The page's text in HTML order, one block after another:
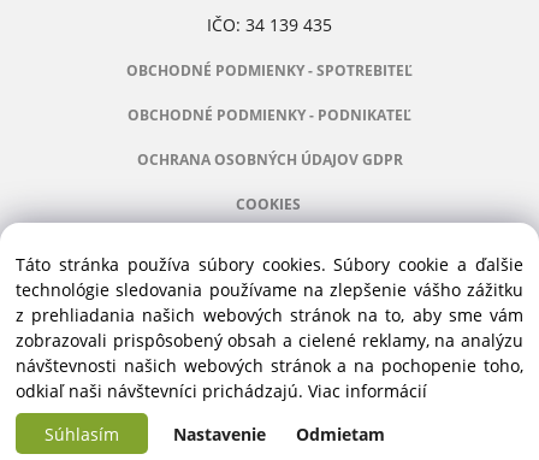
IČO: 34 139 435
OBCHODNÉ PODMIENKY - SPOTREBITEĽ
OBCHODNÉ PODMIENKY - PODNIKATEĽ
OCHRANA OSOBNÝCH ÚDAJOV GDPR
COOKIES
Manažér:+421 911 031 991
Príslušenstvo:+421 910 121 005
Stroje:+421 903 404 067
Servis:+421 903 404 047
Copyright © 2016 ALVEX, spol.s r.o., All rights reserved | Štefánikova 35, SK-900
Táto stránka používa súbory cookies. Súbory cookie a ďalšie
technológie sledovania používame na zlepšenie vášho zážitku
z prehliadania našich webových stránok na to, aby sme vám
zobrazovali prispôsobený obsah a cielené reklamy, na analýzu
návštevnosti našich webových stránok a na pochopenie toho,
odkiaľ naši návštevníci prichádzajú. Viac informácií
Súhlasím
Nastavenie Odmietam